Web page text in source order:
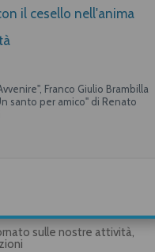
il cesello nell'anima
Franco Giulio Brambilla
santo per amico" di Renato
sulle nostre attività,